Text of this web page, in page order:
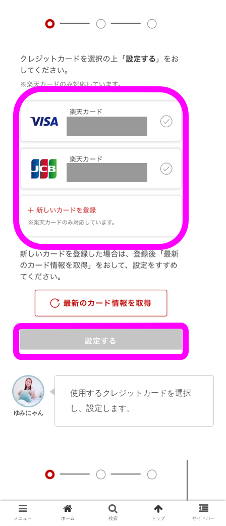
使用するクレジットカードを選択
し、設定します。
メニュー ホーム 検索 トップ サイドバー